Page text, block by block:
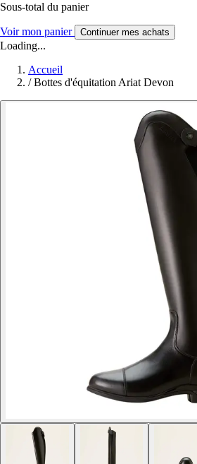
Sous-total du panier
Voir mon panier Continuer mes achats
Loading...
Accueil
/ Bottes d'équitation Ariat Devon